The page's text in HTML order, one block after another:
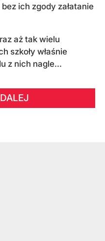
ich zgody załatanie
aż tak wielu
szkoły właśnie
z nich nagle...